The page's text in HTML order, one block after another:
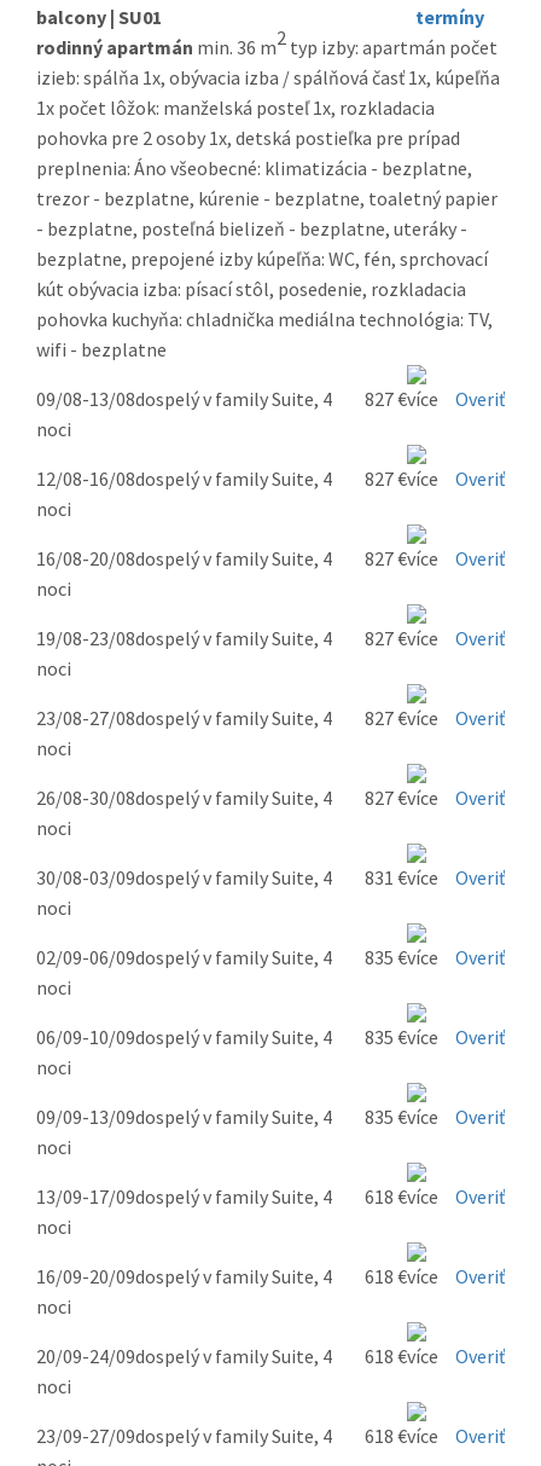
balcony | SU01
termíny
rodinný apartmán min. 36 m2 typ izby: apartmán počet
izieb: spálňa 1x, obývacia izba / spálňová časť 1x, kúpeľňa
1x počet lôžok: manželská posteľ 1x, rozkladacia
pohovka pre 2 osoby 1x, detská postieľka pre prípad
preplnenia: Áno všeobecné: klimatizácia - bezplatne,
trezor - bezplatne, kúrenie - bezplatne, toaletný papier
- bezplatne, posteľná bielizeň - bezplatne, uteráky -
bezplatne, prepojené izby kúpeľňa: WC, fén, sprchovací
kút obývacia izba: písací stôl, posedenie, rozkladacia
pohovka kuchyňa: chladnička mediálna technológia: TV,
wifi - bezplatne
09/08-13/08dospelý v family Suite, 4
noci
827 € Overiť
12/08-16/08dospelý v family Suite, 4
noci
827 € Overiť
16/08-20/08dospelý v family Suite, 4
noci
827 € Overiť
19/08-23/08dospelý v family Suite, 4
noci
827 € Overiť
23/08-27/08dospelý v family Suite, 4
noci
827 € Overiť
26/08-30/08dospelý v family Suite, 4
noci
827 € Overiť
30/08-03/09dospelý v family Suite, 4
noci
831 € Overiť
02/09-06/09dospelý v family Suite, 4
noci
835 € Overiť
06/09-10/09dospelý v family Suite, 4
noci
835 € Overiť
09/09-13/09dospelý v family Suite, 4
noci
835 € Overiť
13/09-17/09dospelý v family Suite, 4
noci
618 € Overiť
16/09-20/09dospelý v family Suite, 4
noci
618 € Overiť
20/09-24/09dospelý v family Suite, 4
noci
618 € Overiť
23/09-27/09dospelý v family Suite, 4
618 € Overiť